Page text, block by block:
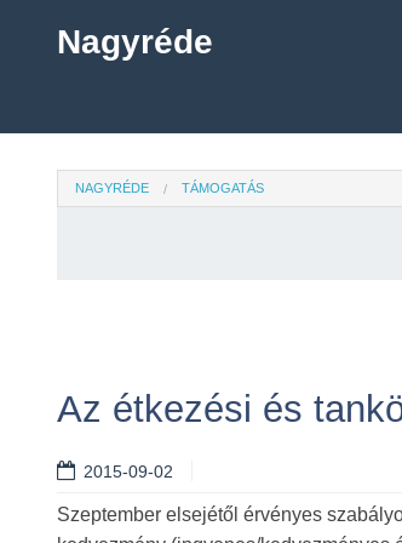
Nagyréde
NAGYRÉDE TÁMOGATÁS
Az étkezési és
2015-09-02
Szeptember elsejétől érvényes